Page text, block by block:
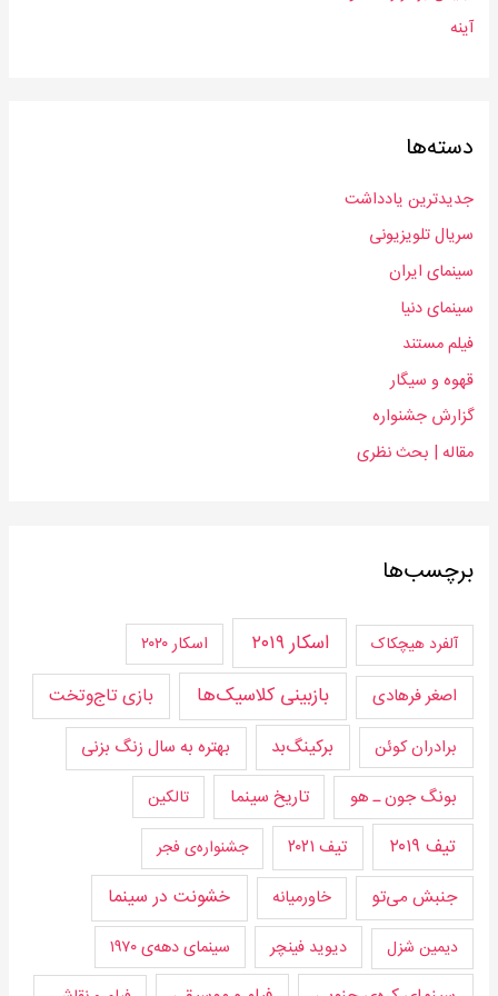
آینه
دسته‌ها
جدیدترین یادداشت
سریال‌ تلویزیونی
سینمای ایران
سینمای دنیا
فیلم مستند
قهوه و سیگار
گزارش جشنواره
مقاله | بحث‌ نظری
برچسب‌ها
آلفرد هیچکاک اسکار ۲۰۱۹
اسکار ۲۰۲۰
اصغر فرهادی
بازبینی کلاسیک‌ها بازی تاج‌و‌تخت
برادران کوئن برکینگ‌بد
بهتره به سال زنگ بزنی
بونگ جون ـ هو
تاریخ سینما تالکین
تیف ۲۰۱۹ تیف ۲۰۲۱ جشنواره‌ی فجر
جنبش می‌تو خاورمیانه خشونت در سینما
دیمین شزل دیوید فینچر سینمای دهه‌ی ۱۹۷۰